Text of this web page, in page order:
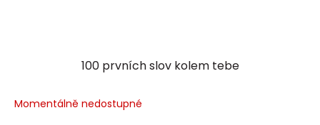
100 prvních slov kolem tebe
Momentálně nedostupné